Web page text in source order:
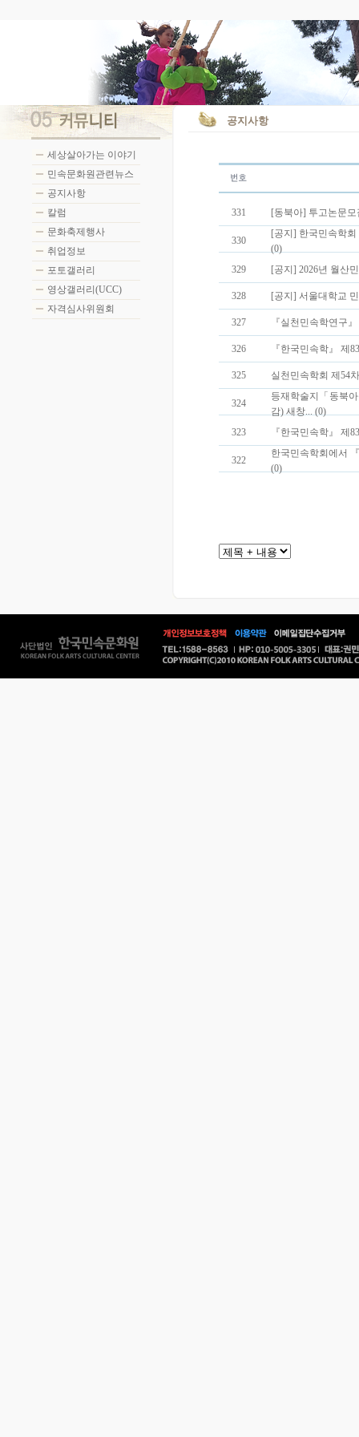
세상살아가는 이야기
민속문화원관련뉴스
공지사항
칼럼
문화축제행사
취업정보
포토갤러리
영상갤러리(UCC)
자격심사위원회
공지사항
331 [동북아] 투고논문
330
[공지] 한국민속학
(0)
329
[공지] 2026년 월산
328 [공지] 서울대학교
327 『실천민속학연구
326 『한국민속학』 제
325 실천민속학회 제54
324
등재학술지「동북
감) 새창... (0)
323
『한국민속학』 제
322
한국민속학회에서
(0)